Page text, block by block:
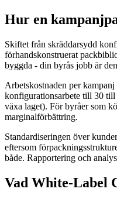
Hur en
Skiftet från skräddarsydd
förhandskonstruerat
byggda - din byrås jobb är
Arbetskostnaden per
konfigurationsarbete till 30 till
växa laget). För byråer som
marginalförbättring.
Standardiseringen över
eftersom
både. Rapportering och
Vad White-Label